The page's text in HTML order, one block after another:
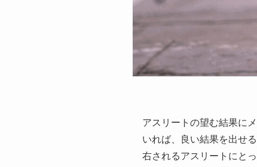
アスリートの望む結果に
いれば、良い結果を出せ
右されるアスリートにと